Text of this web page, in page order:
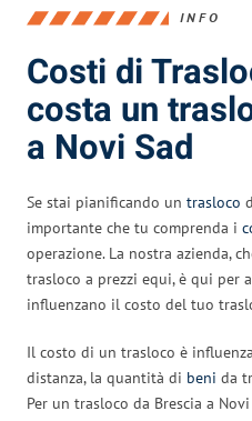
INFO
Costi di
costa un
a Novi Sad
Se stai pianificando un trasloco
importante che tu comprenda i
operazione. La nostra azienda,
trasloco a prezzi equi, è qui
influenzano il costo del tuo
Il costo di un trasloco è
distanza, la quantità di beni da
Per un trasloco da Brescia a